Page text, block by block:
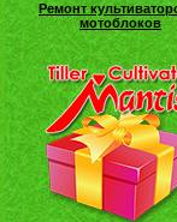
Ремонт
мотоблоков